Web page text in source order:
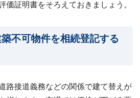
価証明書をそろえておきましょう。
不可物件を相続登記する
路接道義務などの関係で建て替えが